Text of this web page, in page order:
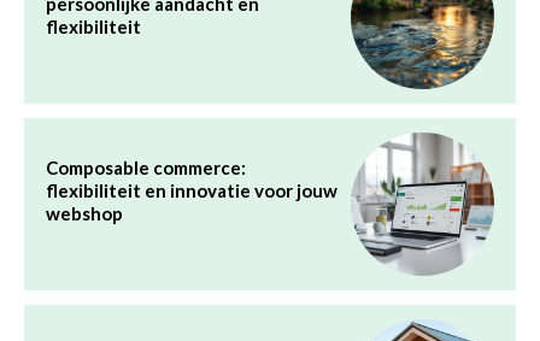
flexibiliteit
Composable commerce:
flexibiliteit en innovatie voor jouw
webshop